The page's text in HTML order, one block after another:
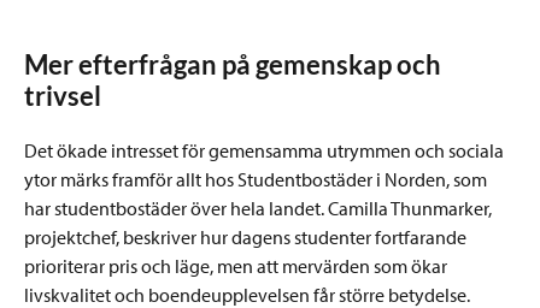
Mer efterfrågan på gemenskap och
trivsel
Det ökade intresset för gemensamma utrymmen och sociala
ytor märks framför allt hos Studentbostäder i Norden, som
har studentbostäder över hela landet. Camilla Thunmarker,
projektchef, beskriver hur dagens studenter fortfarande
prioriterar pris och läge, men att mervärden som ökar
livskvalitet och boendeupplevelsen får större betydelse.